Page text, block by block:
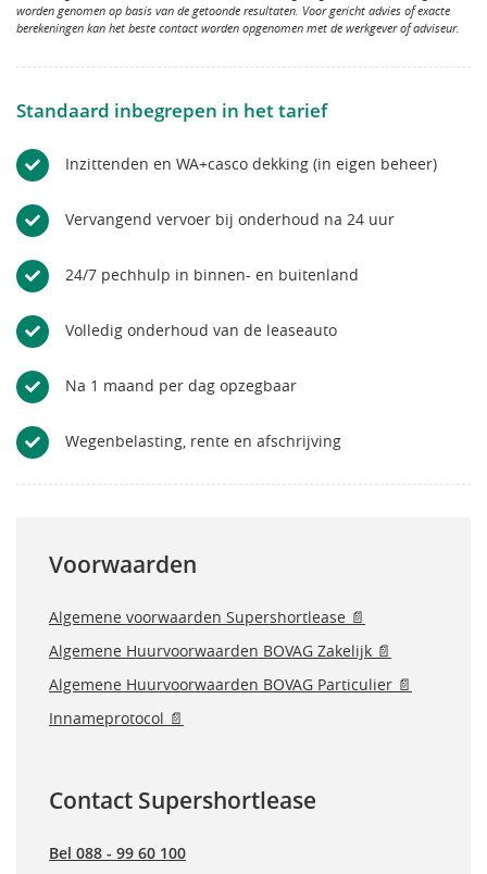
worden genomen op basis van de getoonde resultaten. Voor gericht advies of exacte
berekeningen kan het beste contact worden opgenomen met de werkgever of adviseur.
Standaard inbegrepen in het tarief
Inzittenden en WA+casco dekking (in eigen beheer)
Vervangend vervoer bij onderhoud na 24 uur
24/7 pechhulp in binnen- en buitenland
Volledig onderhoud van de leaseauto
Na 1 maand per dag opzegbaar
Wegenbelasting, rente en afschrijving
Voorwaarden
Algemene voorwaarden Supershortlease 📄
Algemene Huurvoorwaarden BOVAG Zakelijk 📄
Algemene Huurvoorwaarden BOVAG Particulier 📄
Innameprotocol 📄
Contact Supershortlease
Bel 088 - 99 60 100